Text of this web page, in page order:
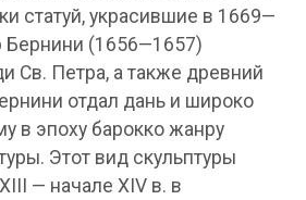
статуй, украсившие в 1669—
Бернини (1656—1657)
Св. Петра, а также древний
отдал дань и широко
в эпоху барокко жанру
Этот вид скульптуры
— начале XIV в. в